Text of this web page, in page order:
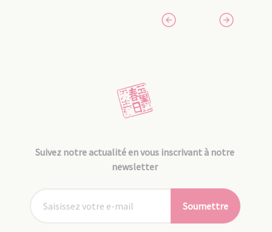
Suivez notre actualité en vous inscrivant à notre
newsletter
Soumettre